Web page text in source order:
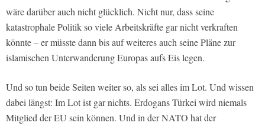
wäre darüber auch nicht glücklich. Nicht nur, dass seine
katastrophale Politik so viele Arbeitskräfte gar nicht verkraften
könnte – er müsste dann bis auf weiteres auch seine Pläne zur
islamischen Unterwanderung Europas aufs Eis legen.
Und so tun beide Seiten weiter so, als sei alles im Lot. Und wissen
dabei längst: Im Lot ist gar nichts. Erdogans Türkei wird niemals
Mitglied der EU sein können. Und in der NATO hat der